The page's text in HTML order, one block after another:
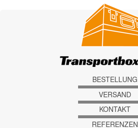
BESTELLUNG
VERSAND
KONTAKT
REFERENZEN